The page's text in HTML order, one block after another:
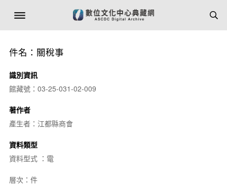
件名：關稅事
識別資訊
館藏號：03-25-031-02-009
著作者
產生者：江都縣商會
資料類型
資料型式 ：電
層次：件